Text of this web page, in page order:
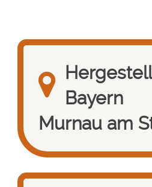
Bayern
Murnau am